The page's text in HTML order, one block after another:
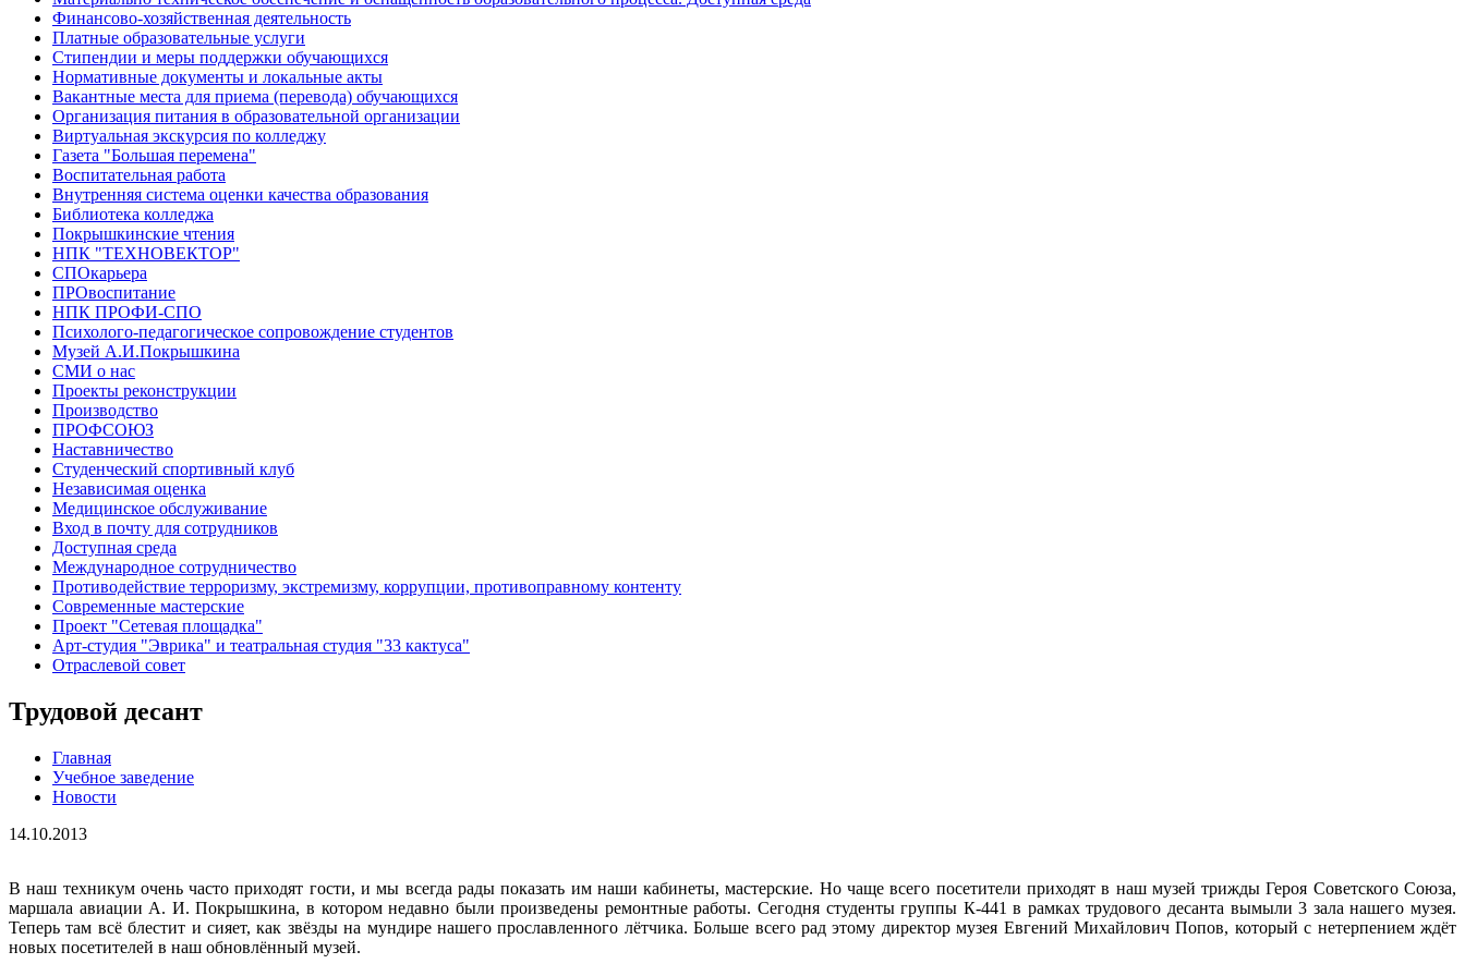
Финансово-хозяйственная деятельность
Платные образовательные услуги
Стипендии и меры поддержки обучающихся
Нормативные документы и локальные акты
Вакантные места для приема (перевода) обучающихся
Организация питания в образовательной организации
Виртуальная экскурсия по колледжу
Газета "Большая перемена"
Воспитательная работа
Внутренняя система оценки качества образования
Библиотека колледжа
Покрышкинские чтения
НПК "ТЕХНОВЕКТОР"
СПОкарьера
ПРОвоспитание
НПК ПРОФИ-СПО
Психолого-педагогическое сопровождение студентов
Музей А.И.Покрышкина
СМИ о нас
Проекты реконструкции
Производство
ПРОФСОЮЗ
Наставничество
Студенческий спортивный клуб
Независимая оценка
Медицинское обслуживание
Вход в почту для сотрудников
Доступная среда
Международное сотрудничество
Противодействие терроризму, экстремизму, коррупции, противоправному контенту
Современные мастерские
Проект "Сетевая площадка"
Арт-студия "Эврика" и театральная студия "33 кактуса"
Отраслевой совет
Трудовой десант
Главная
Учебное заведение
Новости
14.10.2013
В наш техникум очень часто приходят гости, и мы всегда рады показать им наши кабинеты, мастерские. Но чаще всего посетители приходят в наш музей трижды Героя Советского Союза,
маршала авиации А. И. Покрышкина, в котором недавно были произведены ремонтные работы. Сегодня студенты группы К-441 в рамках трудового десанта вымыли 3 зала нашего музея.
Теперь там всё блестит и сияет, как звёзды на мундире нашего прославленного лётчика. Больше всего рад этому директор музея Евгений Михайлович Попов, который с нетерпением ждёт
новых посетителей в наш обновлённый музей.